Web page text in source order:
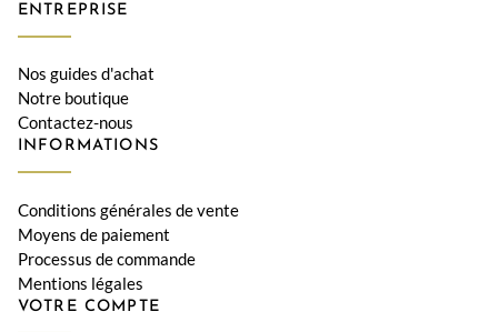
ENTREPRISE
Nos guides d'achat
Notre boutique
Contactez-nous
INFORMATIONS
Conditions générales de vente
Moyens de paiement
Processus de commande
Mentions légales
VOTRE COMPTE